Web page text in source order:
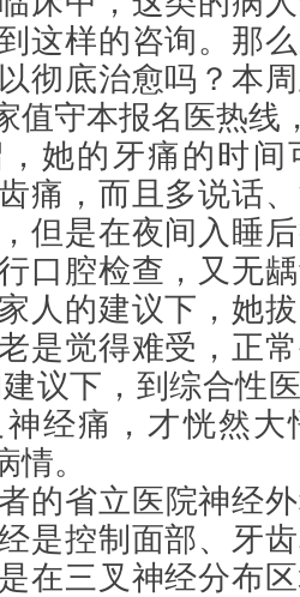
这样的咨询。那
彻底治愈吗？本
值守本报名医热线
她的牙痛的时间
痛，而且多说话
但是在夜间入睡
口腔检查，又无
人的建议下，她
是觉得难受，正
议下，到综合性
经痛，才恍然大
。
的省立医院神经
是控制面部、牙
在三叉神经分布